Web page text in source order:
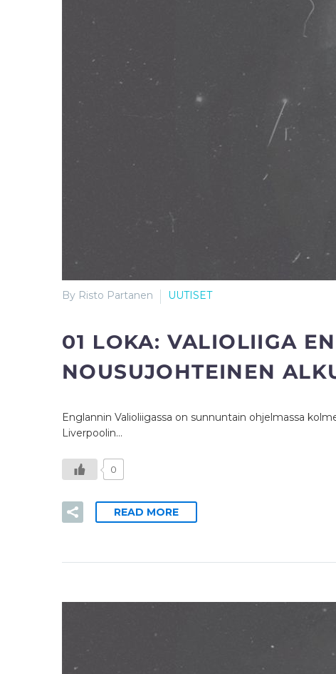
By Risto Partanen UUTISET
01 LOKA: VALIOLIIGA
NOUSUJOHTEINEN
Englannin Valioliigassa on sunnuntain ohjelmassa
Liverpoolin…
0
READ MORE